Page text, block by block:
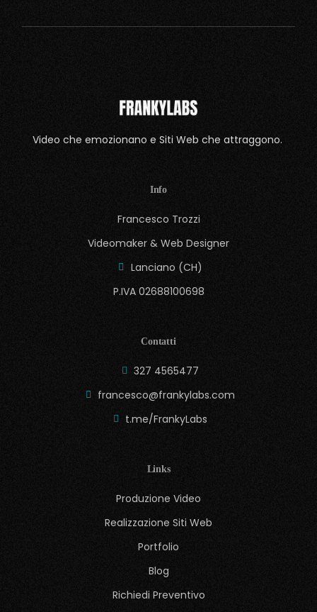
Video che emozionano e Siti Web che attraggono.
Info
Francesco Trozzi
Videomaker & Web Designer
Lanciano (CH)
P.IVA 02688100698
Contatti
327 4565477
francesco@frankylabs.com
t.me/FrankyLabs
Links
Produzione Video
Realizzazione Siti Web
Portfolio
Blog
Richiedi Preventivo